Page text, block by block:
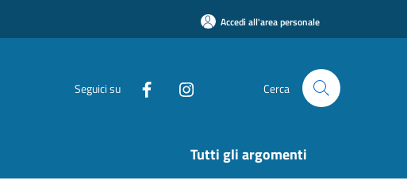
Accedi all'area personale
Seguici su Cerca
Tutti gli argomenti